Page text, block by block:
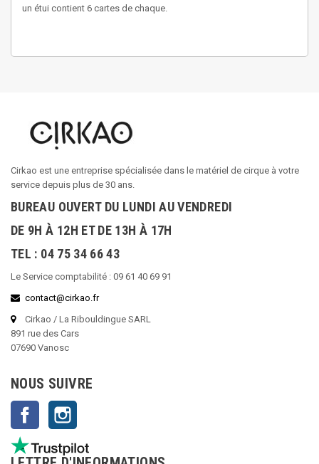
un étui contient 6 cartes de chaque.
Cirkao est une entreprise spécialisée dans le matériel de cirque à votre
service depuis plus de 30 ans.
BUREAU OUVERT DU LUNDI AU VENDREDI
DE 9H À 12H ET DE 13H À 17H
TEL : 04 75 34 66 43
Le Service comptabilité : 09 61 40 69 91
contact@cirkao.fr
Cirkao / La Ribouldingue SARL
891 rue des Cars
07690 Vanosc
NOUS SUIVRE
Facebook